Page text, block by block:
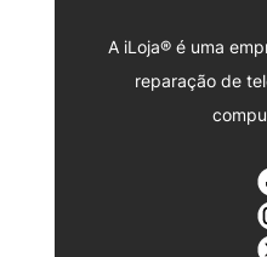
A iLoja® é uma
reparação de